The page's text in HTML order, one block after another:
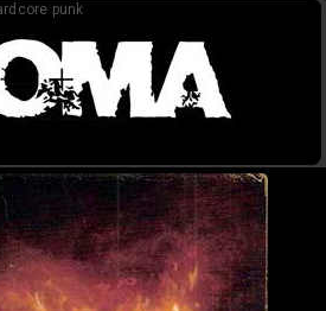
punk